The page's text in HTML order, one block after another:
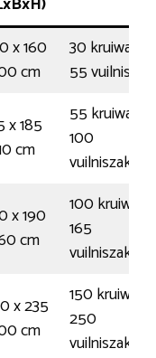
x 160
cm
30
55
x 185
cm
55
100
vuilniszakken
x 190
cm
100
165
vuilniszakken
x 235
cm
150
250
vuilniszakken